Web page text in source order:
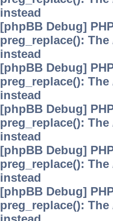
instead
[phpBB Debug]
preg_replace():
instead
[phpBB Debug]
preg_replace():
instead
[phpBB Debug]
preg_replace():
instead
[phpBB Debug]
preg_replace():
instead
[phpBB Debug]
preg_replace():